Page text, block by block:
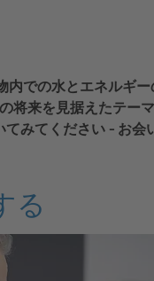
内での水とエネルギ
将来を見据えたテー
みてください - お会
る